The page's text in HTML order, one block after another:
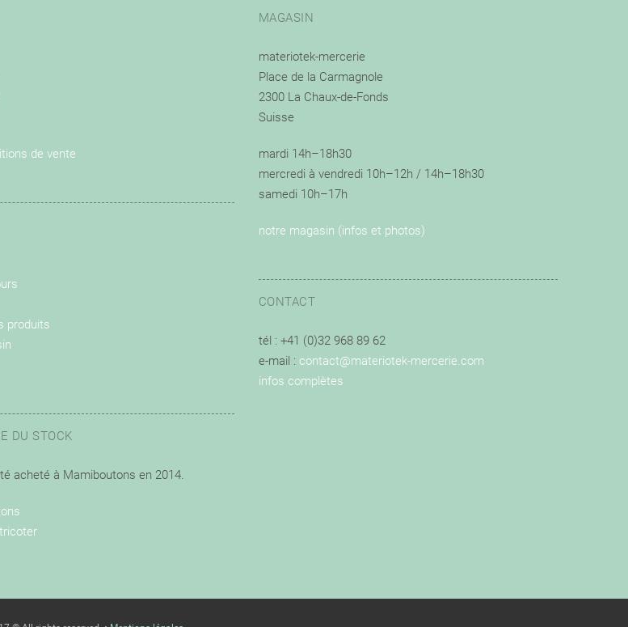
de vente
produits
DU STOCK
acheté à Mamiboutons en 2014.
MAGASIN
materiotek-mercerie
Place de la Carmagnole
2300 La Chaux-de-Fonds
Suisse
mardi 14h–18h30
mercredi à vendredi 10h–12h / 14h–18h30
samedi 10h–17h
notre magasin (infos et photos)
CONTACT
tél : +41 (0)32 968 89 62
e-mail : contact@materiotek-mercerie.com
infos complètes